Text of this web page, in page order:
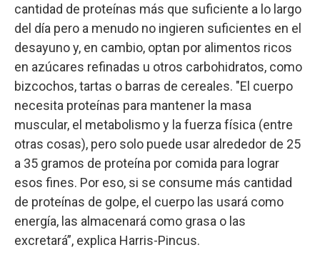
cantidad de proteínas más que suficiente a lo largo
del día pero a menudo no ingieren suficientes en el
desayuno y, en cambio, optan por alimentos ricos
en azúcares refinadas u otros carbohidratos, como
bizcochos, tartas o barras de cereales. "El cuerpo
necesita proteínas para mantener la masa
muscular, el metabolismo y la fuerza física (entre
otras cosas), pero solo puede usar alrededor de 25
a 35 gramos de proteína por comida para lograr
esos fines. Por eso, si se consume más cantidad
de proteínas de golpe, el cuerpo las usará como
energía, las almacenará como grasa o las
excretará”, explica Harris-Pincus.